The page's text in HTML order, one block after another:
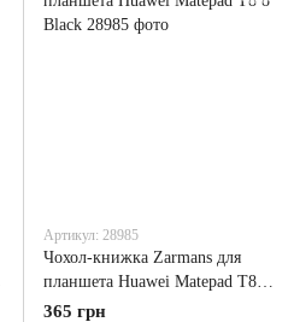
Артикул: 28985
Чохол-книжка Zarmans для
планшета Huawei Matepad T8 8
Black
365 грн